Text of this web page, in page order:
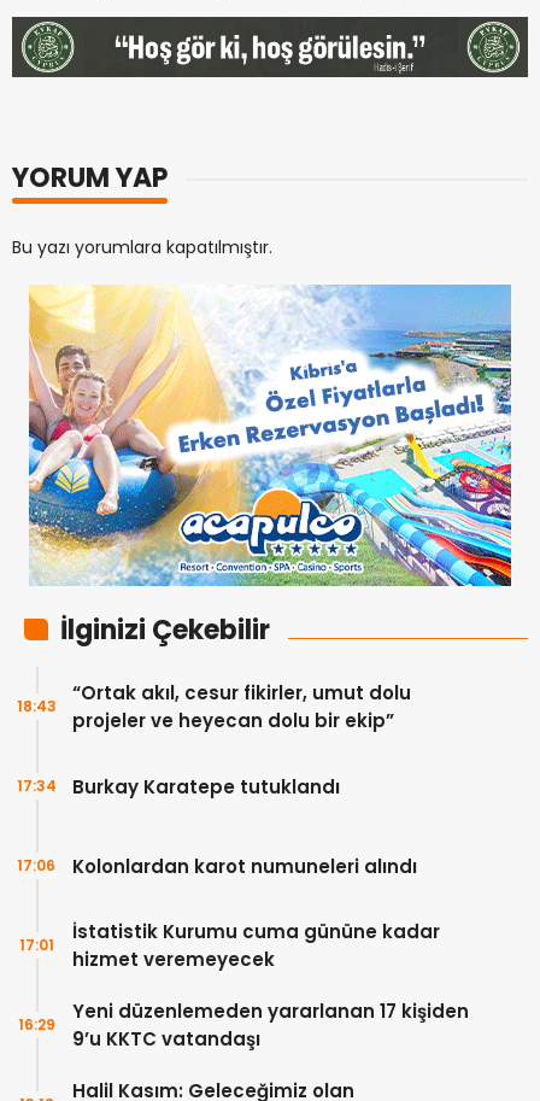
YORUM YAP
Bu yazı yorumlara kapatılmıştır.
İlginizi Çekebilir
“Ortak akıl, cesur fikirler, umut dolu
projeler ve heyecan dolu bir ekip”
18:43
Burkay Karatepe tutuklandı
17:34
Kolonlardan karot numuneleri alındı
17:06
İstatistik Kurumu cuma gününe kadar
hizmet veremeyecek
17:01
Yeni düzenlemeden yararlanan 17 kişiden
9’u KKTC vatandaşı
16:29
Halil Kasım: Geleceğimiz olan